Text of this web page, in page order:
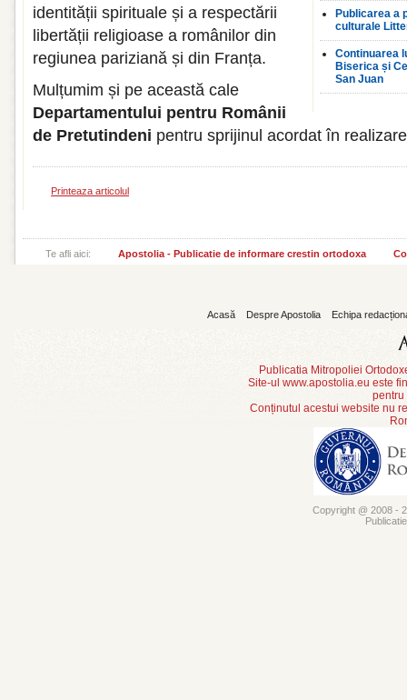
Publicarea a
culturale
Continuarea
Biserica și
San Juan
identității spirituale și a respectării
libertății religioase a românilor din
regiunea pariziană și din Franța.
Mulțumim și pe această cale
Departamentului pentru Românii
de Pretutindeni pentru sprijinul acordat în
Printeaza articolul
Te afli aici: Apostolia - Publicatie de informare crestin ortodoxa
Acasă Despre Apostolia Echipa
Publicatia Mitropoliei
Site-ul www.apostolia.eu este
pentru
Conținutul acestui website nu
Copyright @ 2008 -